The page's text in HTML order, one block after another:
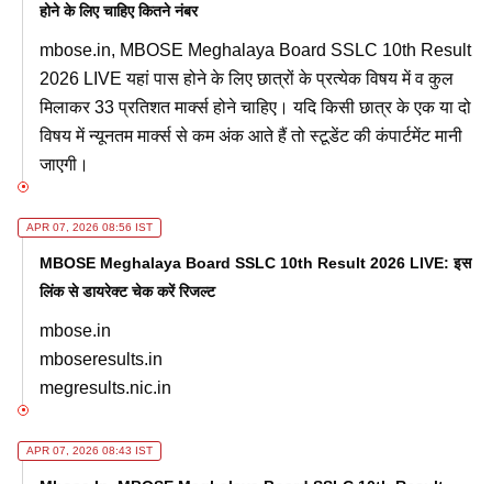
होने के लिए चाहिए कितने नंबर
mbose.in, MBOSE Meghalaya Board SSLC 10th Result
2026 LIVE यहां पास होने के लिए छात्रों के प्रत्येक विषय में व कुल
मिलाकर 33 प्रतिशत मार्क्स होने चाहिए। यदि किसी छात्र के एक या दो
विषय में न्यूनतम मार्क्स से कम अंक आते हैं तो स्टूडेंट की कंपार्टमेंट मानी
जाएगी।
APR 07, 2026 08:56 IST
MBOSE Meghalaya Board SSLC 10th Result 2026 LIVE: इस
लिंक से डायरेक्ट चेक करें रिजल्ट
mbose.in
mboseresults.in
megresults.nic.in
APR 07, 2026 08:43 IST